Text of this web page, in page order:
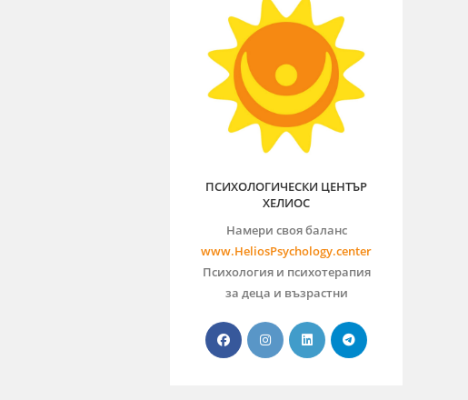
ПСИХОЛОГИЧЕСКИ ЦЕНТЪР
ХЕЛИОС
Намери своя баланс
www.HeliosPsychology.center
Психология и психотерапия
за деца и възрастни